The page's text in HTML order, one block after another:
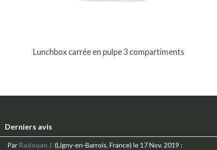
Lunchbox carrée en pulpe 3 compartiments
Derniers avis
Par Radouan J.(Ligny-en-Barrois, France) le 17 Nov. 2019 :